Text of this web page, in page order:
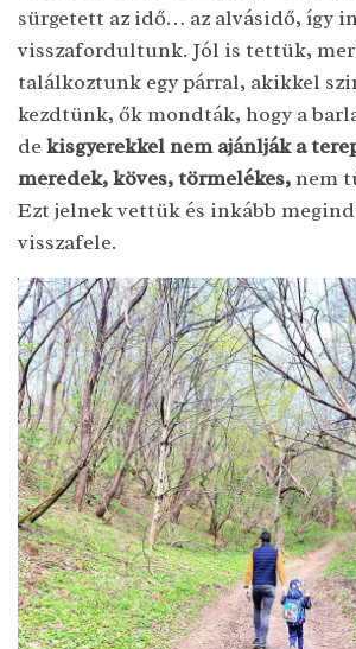
sürgetett az idő… az alvásidő, így
visszafordultunk. Jól is tettük,
találkoztunk egy párral, akikkel
kezdtünk, ők mondták, hogy a
dekisgyerekkel nem ajánlják a
meredek, köves, törmelékes,nem
Ezt jelnek vettük és inkább
visszafele.